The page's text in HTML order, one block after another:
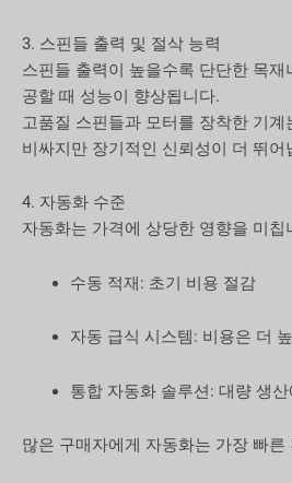
3. 스핀들 출력 및 절삭 능력
스핀들 출력이 높을수록 단단한 목
공할 때 성능이 향상됩니다.
고품질 스핀들과 모터를 장착한 기
비싸지만 장기적인 신뢰성이 더 뛰어
4. 자동화 수준
자동화는 가격에 상당한 영향을 미칩
수동 적재: 초기 비용 절감
자동 급식 시스템: 비용은 더
통합 자동화 솔루션: 대량 생
많은 구매자에게 자동화는 가장 빠